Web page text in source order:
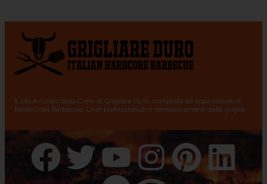
Il sito è curato dalla Crew di Grigliare Duro, composta da appassionati e
fanatici del Barbecue, Chef professionisti e semplici amanti della griglia.